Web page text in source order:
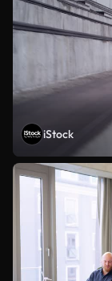
iStock